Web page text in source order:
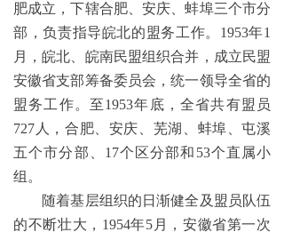
肥成立，下辖合肥、安庆、蚌埠三个市分
部，负责指导皖北的盟务工作。1953年1
月，皖北、皖南民盟组织合并，成立民盟
安徽省支部筹备委员会，统一领导全省的
盟务工作。至1953年底，全省共有盟员
727人，合肥、安庆、芜湖、蚌埠、屯溪
五个市分部、17个区分部和53个直属小
组。
随着基层组织的日渐健全及盟员队伍
的不断壮大，1954年5月，安徽省第一次